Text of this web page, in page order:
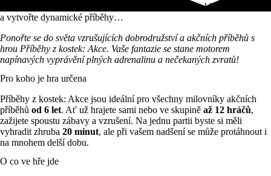
Napětí a dobrodružství ve hře Příběhy z kostek: Akce! Hoďte kostkami
a vytvořte dynamické příběhy…
Ponořte se do světa vzrušujících dobrodružství a akčních příběhů s
hrou Příběhy z kostek: Akce. Vaše fantazie se stane motorem
napínavých vyprávění plných adrenalinu a nečekaných zvratů!
Pro koho je hra určena
Příběhy z kostek: Akce jsou ideální pro všechny milovníky akčních
příběhů od 6 let. Ať už hrajete sami nebo ve skupině až 12 hráčů,
zažijete spoustu zábavy a vzrušení. Na jednu partii byste si měli
vyhradit zhruba 20 minut, ale při vašem nadšení se může protáhnout i
na mnohem delší dobu.
O co ve hře jde